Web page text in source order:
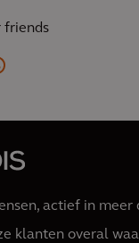
friends
actief in meer
klanten overal